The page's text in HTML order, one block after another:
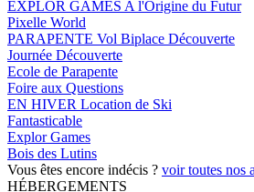
EXPLOR GAMES A l'Origine du Futur
Pixelle World
PARAPENTE Vol Biplace Découverte
Journée Découverte
Ecole de Parapente
Foire aux Questions
EN HIVER Location de Ski
Fantasticable
Explor Games
Bois des Lutins
Vous êtes encore indécis ? voir toutes nos
HÉBERGEMENTS